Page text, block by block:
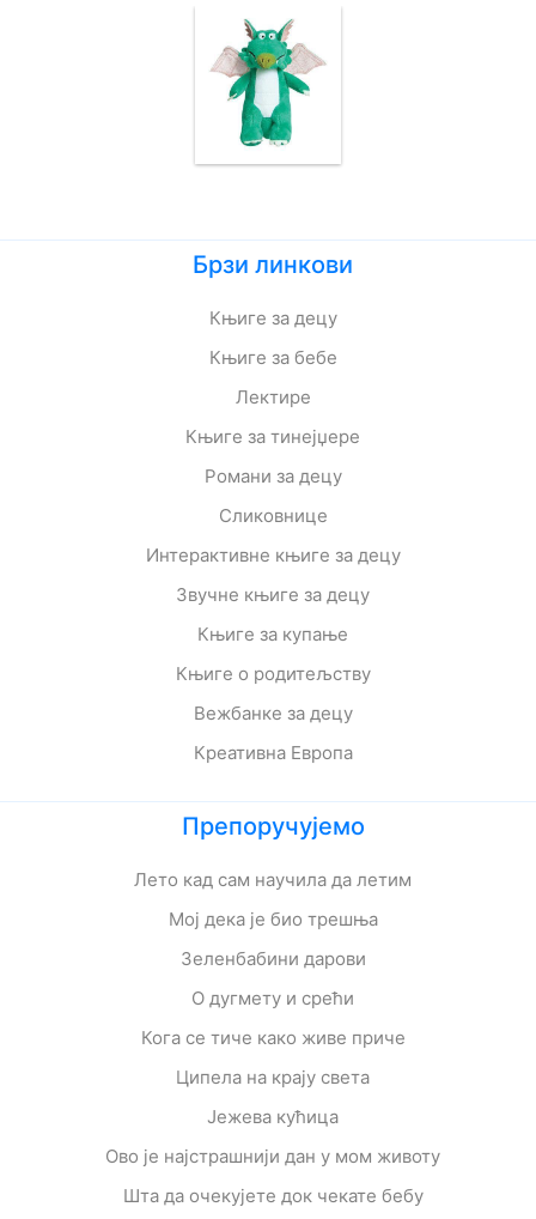
Брзи линкови
Књиге за децу
Књиге за бебе
Лектире
Књиге за тинејџере
Романи за децу
Сликовнице
Интерактивне књиге за децу
Звучне књиге за децу
Књиге за купање
Књиге о родитељству
Вежбанке за децу
Креативна Европа
Препоручујемо
Лето кад сам научила да летим
Мој дека је био трешња
Зеленбабини дарови
О дугмету и срећи
Кога се тиче како живе приче
Ципела на крају света
Јежева кућица
Ово је најстрашнији дан у мом животу
Шта да очекујете док чекате бебу